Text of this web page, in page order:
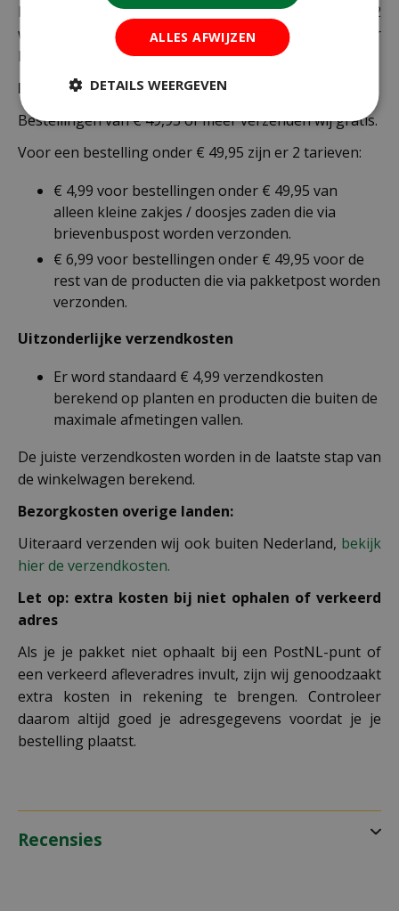
bedraagt doorgaans tussen de 1 en 2
werkdagen. Deze bezorgtijd geldt zowel voor
Nederland als België.
Bezorgkosten Nederland:
Bestellingen van € 49,95 of meer verzenden wij gratis.
Voor een bestelling onder € 49,95 zijn er 2 tarieven:
€ 4,99 voor bestellingen onder € 49,95 van
alleen kleine zakjes / doosjes zaden die via
brievenbuspost worden verzonden.
€ 6,99 voor bestellingen onder € 49,95 voor de
rest van de producten die via pakketpost worden
verzonden.
Uitzonderlijke verzendkosten
Er word standaard € 4,99 verzendkosten
berekend op planten en producten die buiten de
maximale afmetingen vallen.
De juiste verzendkosten worden in de laatste stap van
de winkelwagen berekend.
Bezorgkosten overige landen:
Uiteraard verzenden wij ook buiten Nederland, bekijk
hier de verzendkosten.
Let op: extra kosten bij niet ophalen of verkeerd
adres
Als je je pakket niet ophaalt bij een PostNL-punt of
een verkeerd afleveradres invult, zijn wij genoodzaakt
extra kosten in rekening te brengen. Controleer
daarom altijd goed je adresgegevens voordat je je
bestelling plaatst.
Recensies
ALLES AFWIJZEN
DETAILS WEERGEVEN